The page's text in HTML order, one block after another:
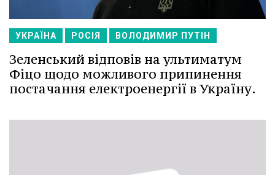
УКРАЇНА РОСІЯ ВОЛОДИМИР ПУТІН
Зеленський відповів на ультиматум
Фіцо щодо можливого припинення
постачання електроенергії в Україну.